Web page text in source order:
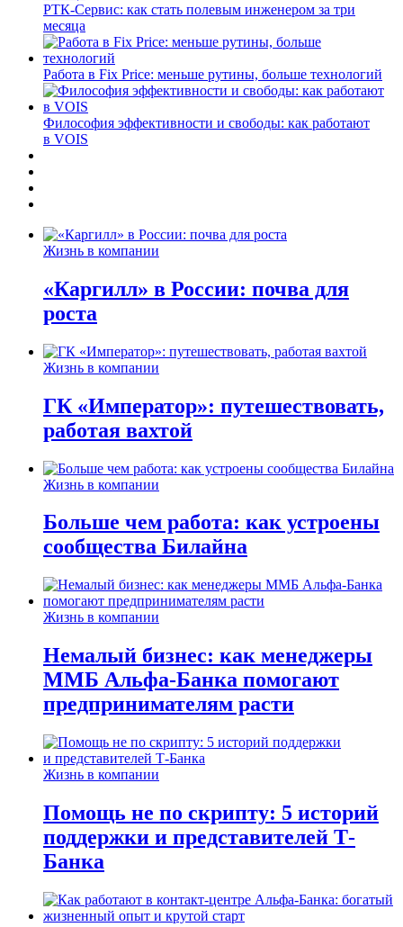
РТК-Сервис: как стать полевым инженером за три
месяца
Работа в Fix Price: меньше рутины, больше технологий
Философия эффективности и свободы: как работают
в VOIS
Жизнь в компании
«Каргилл» в России: почва для
роста
Жизнь в компании
ГК «Император»: путешествовать,
работая вахтой
Жизнь в компании
Больше чем работа: как устроены
сообщества Билайна
Жизнь в компании
Немалый бизнес: как менеджеры
ММБ Альфа-Банка помогают
предпринимателям расти
Жизнь в компании
Помощь не по скрипту: 5 историй
поддержки и представителей Т-
Банка